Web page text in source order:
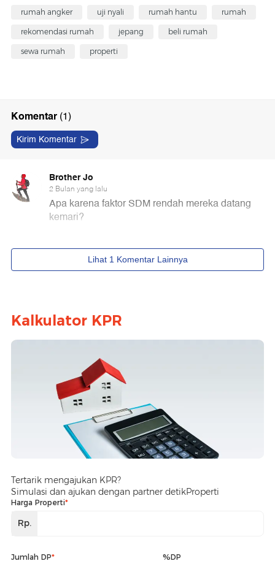
rumah angker uji nyali rumah hantu rumah
rekomendasi rumah jepang beli rumah
sewa rumah properti
Kalkulator KPR
Tertarik mengajukan KPR?
Simulasi dan ajukan dengan partner detikProperti
Harga Properti*
Rp.
Jumlah DP* %DP